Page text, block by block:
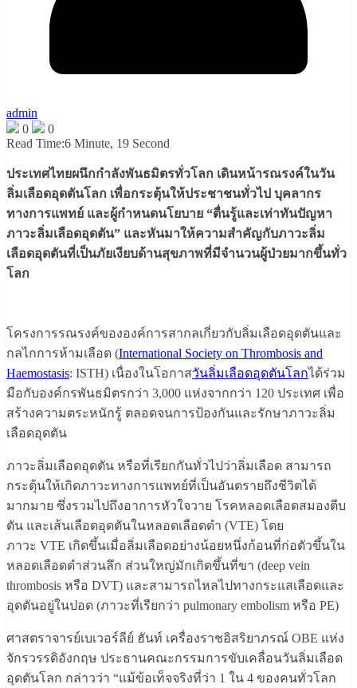
admin
0
0
Read Time:6 Minute, 19 Second
ประเทศไทยผนึกกำลังพันธมิตรทั่วโลก เดินหน้ารณรงค์ในวัน
ลิ่มเลือดอุดตันโลก เพื่อกระตุ้นให้ประชาชนทั่วไป บุคลากร
ทางการแพทย์ และผู้กำหนดนโยบาย “ตื่นรู้และเท่าทันปัญหา
ภาวะลิ่มเลือดอุดตัน” และหันมาให้ความสำคัญกับภาวะลิ่ม
เลือดอุดตันที่เป็นภัยเงียบด้านสุขภาพที่มีจำนวนผู้ป่วยมากขึ้นทั่ว
โลก
โครงการรณรงค์ขององค์การสากลเกี่ยวกับลิ่มเลือดอุดตันและ
กลไกการห้ามเลือด (International Society on Thrombosis and
Haemostasis: ISTH) เนื่องในโอกาสวันลิ่มเลือดอุดตันโลกได้ร่วม
มือกับองค์กรพันธมิตรกว่า 3,000 แห่งจากกว่า 120 ประเทศ เพื่อ
สร้างความตระหนักรู้ ตลอดจนการป้องกันและรักษาภาวะลิ่ม
เลือดอุดตัน
ภาวะลิ่มเลือดอุดตัน หรือที่เรียกกันทั่วไปว่าลิ่มเลือด สามารถ
กระตุ้นให้เกิดภาวะทางการแพทย์ที่เป็นอันตรายถึงชีวิตได้
มากมาย ซึ่งรวมไปถึงอาการหัวใจวาย โรคหลอดเลือดสมองตีบ
ตัน และเส้นเลือดอุดตันในหลอดเลือดดำ (VTE) โดย
ภาวะ VTE เกิดขึ้นเมื่อลิ่มเลือดอย่างน้อยหนึ่งก้อนที่ก่อตัวขึ้นใน
หลอดเลือดดำส่วนลึก ส่วนใหญ่มักเกิดขึ้นที่ขา (deep vein
thrombosis หรือ DVT) และสามารถไหลไปทางกระแสเลือดและ
อุดตันอยู่ในปอด (ภาวะที่เรียกว่า pulmonary embolism หรือ PE)
ศาสตราจารย์เบเวอร์ลีย์ ฮันท์ เครื่องราชอิสริยาภรณ์ OBE แห่ง
จักรวรรดิอังกฤษ ประธานคณะกรรมการขับเคลื่อนวันลิ่มเลือด
อุดตันโลก กล่าวว่า “แม้ข้อเท็จจริงที่ว่า 1 ใน 4 ของคนทั่วโลก